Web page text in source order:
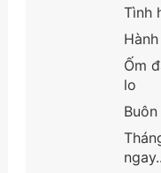
Tình
Ốm
lo
ngay..